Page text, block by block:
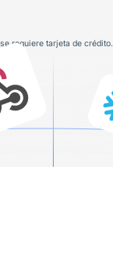
requiere tarjeta de crédito.